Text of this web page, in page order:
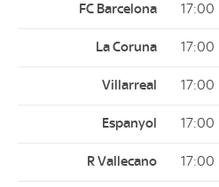
17:00
17:00
17:00
17:00
17:00